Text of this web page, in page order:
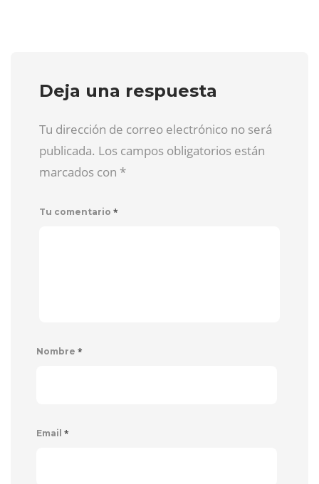
Deja una respuesta
Tu dirección de correo electrónico no será
publicada. Los campos obligatorios están
marcados con *
Tu comentario *
Nombre *
Email *